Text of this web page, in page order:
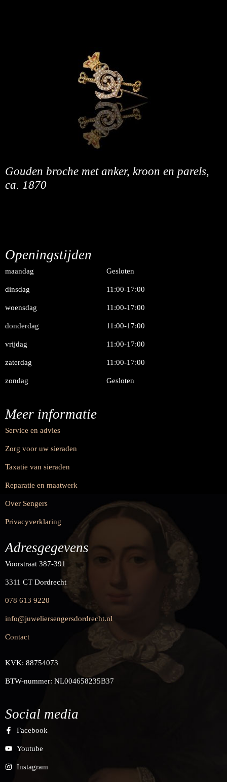
Gouden broche met anker, kroon en parels,
ca. 1870
Openingstijden
maandag Gesloten
dinsdag 11:00-17:00
woensdag 11:00-17:00
donderdag 11:00-17:00
vrijdag 11:00-17:00
zaterdag 11:00-17:00
zondag Gesloten
Meer informatie
Service en advies
Zorg voor uw sieraden
Taxatie van sieraden
Reparatie en maatwerk
Over Sengers
Privacyverklaring
Adresgegevens
Voorstraat 387-391
3311 CT Dordrecht
078 613 9220
info@juweliersengersdordrecht.nl
Contact
KVK: 88754073
BTW-nummer: NL004658235B37
Social media
Facebook
Youtube
Instagram